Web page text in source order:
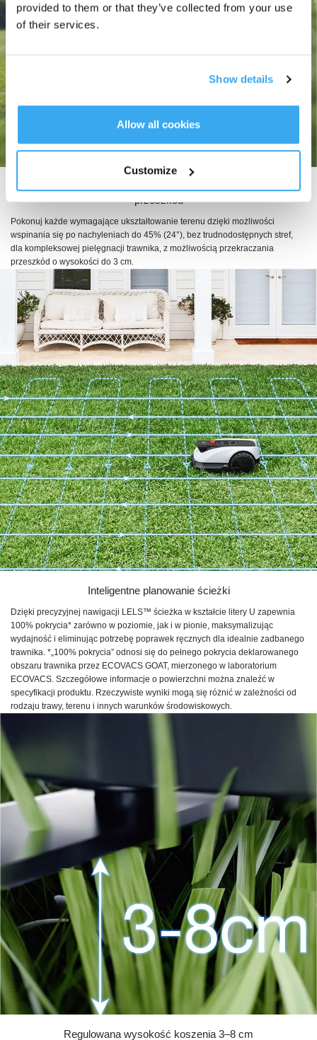
provided to them or that they’ve collected from your use
of their services.
Show details
Allow all cookies
Customize
Doskonałe pokonywanie wzniesień z przekraczaniem
przeszkód
Pokonuj każde wymagające ukształtowanie terenu dzięki możliwości
wspinania się po nachyleniach do 45% (24°), bez trudnodostępnych stref,
dla kompleksowej pielęgnacji trawnika, z możliwością przekraczania
przeszkód o wysokości do 3 cm.
Inteligentne planowanie ścieżki
Dzięki precyzyjnej nawigacji LELS™ ścieżka w kształcie litery U zapewnia
100% pokrycia* zarówno w poziomie, jak i w pionie, maksymalizując
wydajność i eliminując potrzebę poprawek ręcznych dla idealnie zadbanego
trawnika. *„100% pokrycia” odnosi się do pełnego pokrycia deklarowanego
obszaru trawnika przez ECOVACS GOAT, mierzonego w laboratorium
ECOVACS. Szczegółowe informacje o powierzchni można znaleźć w
specyfikacji produktu. Rzeczywiste wyniki mogą się różnić w zależności od
rodzaju trawy, terenu i innych warunków środowiskowych.
Regulowana wysokość koszenia 3–8 cm